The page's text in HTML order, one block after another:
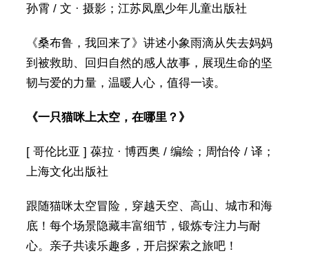
孙霄 / 文 · 摄影；江苏凤凰少年儿童出版社
《桑布鲁，我回来了》讲述小象雨滴从失去妈妈
到被救助、回归自然的感人故事，展现生命的坚
韧与爱的力量，温暖人心，值得一读。
《一只猫咪上太空，在哪里？》
[ 哥伦比亚 ] 葆拉 · 博西奥 / 编绘；周怡伶 / 译；
上海文化出版社
跟随猫咪太空冒险，穿越天空、高山、城市和海
底！每个场景隐藏丰富细节，锻炼专注力与耐
心。亲子共读乐趣多，开启探索之旅吧！